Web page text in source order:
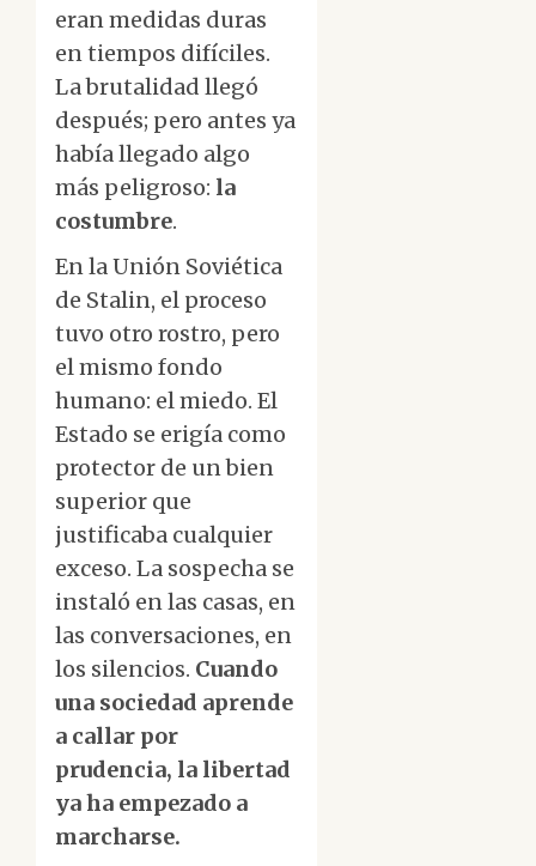
eran medidas duras
en tiempos difíciles.
La brutalidad llegó
después; pero antes ya
había llegado algo
más peligroso: la
costumbre.
En la Unión Soviética
de Stalin, el proceso
tuvo otro rostro, pero
el mismo fondo
humano: el miedo. El
Estado se erigía como
protector de un bien
superior que
justificaba cualquier
exceso. La sospecha se
instaló en las casas, en
las conversaciones, en
los silencios. Cuando
una sociedad aprende
a callar por
prudencia, la libertad
ya ha empezado a
marcharse.